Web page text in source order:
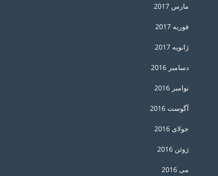
مارس 2017
فوریه 2017
ژانویه 2017
دسامبر 2016
نوامبر 2016
آگوست 2016
جولای 2016
ژوئن 2016
می 2016